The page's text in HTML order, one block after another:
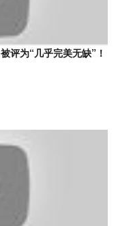
评为“几乎完美无缺”！